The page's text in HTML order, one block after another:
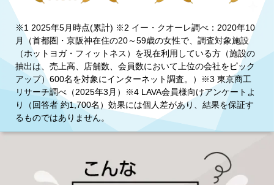
※1 2025年5月時点(累計) ※2 イー・クオーレ調べ：2020年10
月（首都圏・京阪神在住の20～59歳の女性で、調査対象施設
（ホットヨガ・フィットネス）を現在利用している方（施設の
抽出は、売上高、店舗数、会員数において上位の会社をピック
アップ）600名を対象にインターネット調査。）※3 東京商工
リサーチ調べ（2025年3月）※4 LAVA会員様向けアンケートよ
り（回答者 約1,700名）効果には個人差があり、結果を保証す
るものではありません。